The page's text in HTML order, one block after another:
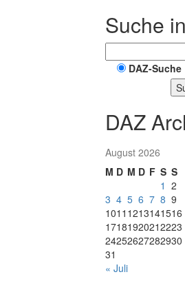
Suche
DAZ-Suche
DAZ
August 2026
M D M D F S S
1 2
3 4 5 6 7 8 9
1011 1213141516
17181920212223
24252627282930
31
« Juli